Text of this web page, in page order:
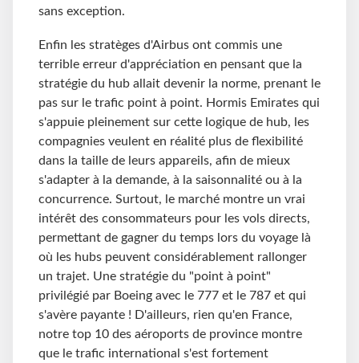
sans exception.
Enfin les stratèges d'Airbus ont commis une
terrible erreur d'appréciation en pensant que la
stratégie du hub allait devenir la norme, prenant le
pas sur le trafic point à point. Hormis Emirates qui
s'appuie pleinement sur cette logique de hub, les
compagnies veulent en réalité plus de flexibilité
dans la taille de leurs appareils, afin de mieux
s'adapter à la demande, à la saisonnalité ou à la
concurrence. Surtout, le marché montre un vrai
intérêt des consommateurs pour les vols directs,
permettant de gagner du temps lors du voyage là
où les hubs peuvent considérablement rallonger
un trajet. Une stratégie du "point à point"
privilégié par Boeing avec le 777 et le 787 et qui
s'avère payante ! D'ailleurs, rien qu'en France,
notre top 10 des aéroports de province montre
que le trafic international s'est fortement